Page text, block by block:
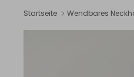
Startseite Wendbares